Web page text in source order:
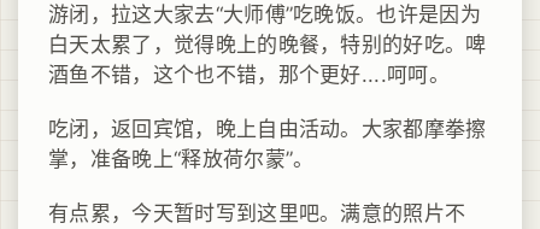
游闭，拉这大家去“大师傅”吃晚饭。也许是因为
白天太累了，觉得晚上的晚餐，特别的好吃。啤
酒鱼不错，这个也不错，那个更好....呵呵。
吃闭，返回宾馆，晚上自由活动。大家都摩拳擦
掌，准备晚上“释放荷尔蒙”。
有点累，今天暂时写到这里吧。满意的照片不